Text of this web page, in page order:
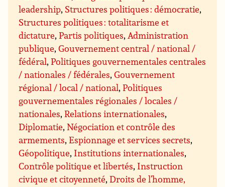
leadership, Structures politiques : démocratie,
Structures politiques : totalitarisme et
dictature,Partis politiques,Administration
publique,Gouvernement central / national /
fédéral,Politiques gouvernementales centrales
/ nationales / fédérales,Gouvernement
régional / local / national,Politiques
gouvernementales régionales / locales /
nationales,Relations internationales,
Diplomatie,Négociation et contrôle des
armements,Espionnage et services secrets,
Géopolitique, Institutions internationales,
Contrôle politique et libertés, Instruction
civique et citoyenneté,Droits de l’homme,